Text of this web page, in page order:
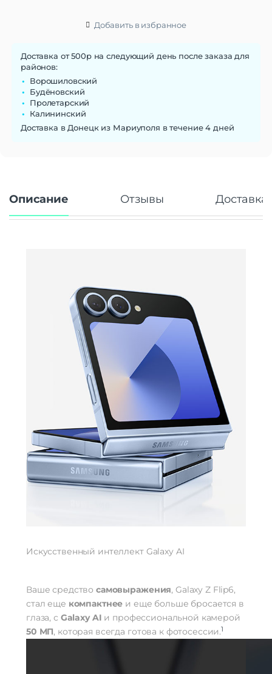
Частота обновления экрана
Стандарт связи/интернет
Количество сим карт
Стандарт связи
Интернет
Процессор
Камера
50+32+8 МП
Количество тыловых камер
2
Беспроводные технологии
A-GPS | BeiDou | GALILEO | GPS | QZSS |
12 месяцев
Дополнительно
Оперативная Память
Добавить в избранное
Доставка от 500р на следующий день после заказа для
районов:
Ворошиловский
Будёновский
Пролетарский
Калининский
Доставка в Донецк из Мариуполя в течение 4 дней
Описание Отзывы Доставка
Искусственный интеллект Galaxy AI
Ваше средствосамовыражения, Galaxy Z Flip6,
стал еще компактнее и еще больше бросается в
глаза, с Galaxy AI и профессиональной камерой
50 МП, которая всегда готова к фотосессии.1